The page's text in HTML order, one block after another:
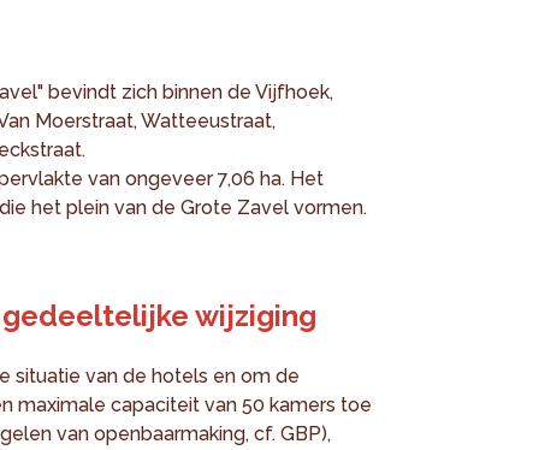
bevindt zich binnen de Vijfhoek,
Moerstraat, Watteeustraat,
van ongeveer 7,06 ha. Het
het plein van de Grote Zavel vormen.
wijziging
situatie van de hotels en om de
maximale capaciteit van 50 kamers toe
van openbaarmaking, cf. GBP),